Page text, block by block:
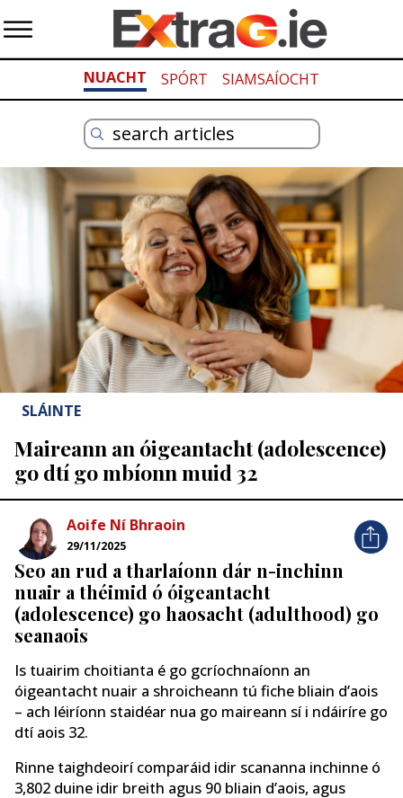
NUACHT SPÓRT SIAMSAÍOCHT
SLÁINTE
Maireann an óigeantacht (adolescence)
go dtí go mbíonn muid 32
Aoife Ní Bhraoin
29/11/2025
Seo an rud a tharlaíonn dár n-inchinn
nuair a théimid ó óigeantacht
(adolescence) go haosacht (adulthood) go
seanaois
Is tuairim choitianta é go gcríochnaíonn an
óigeantacht nuair a shroicheann tú fiche bliain d’aois
– ach léiríonn staidéar nua go maireann sí i ndáiríre go
dtí aois 32.
Rinne taighdeoirí comparáid idir scananna inchinne ó
3,802 duine idir breith agus 90 bliain d’aois, agus